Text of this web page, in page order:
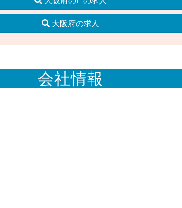
大阪府の求人
会社情報